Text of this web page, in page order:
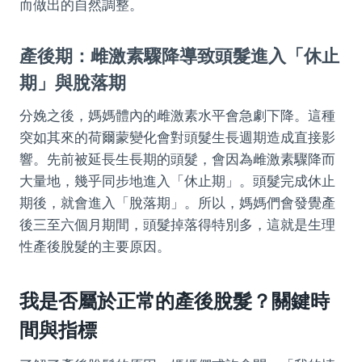
而做出的自然調整。
產後期：雌激素驟降導致頭髮進入「休止
期」與脫落期
分娩之後，媽媽體內的雌激素水平會急劇下降。這種
突如其來的荷爾蒙變化會對頭髮生長週期造成直接影
響。先前被延長生長期的頭髮，會因為雌激素驟降而
大量地，幾乎同步地進入「休止期」。頭髮完成休止
期後，就會進入「脫落期」。所以，媽媽們會發覺產
後三至六個月期間，頭髮掉落得特別多，這就是生理
性產後脫髮的主要原因。
我是否屬於正常的產後脫髮？關鍵時
間與指標